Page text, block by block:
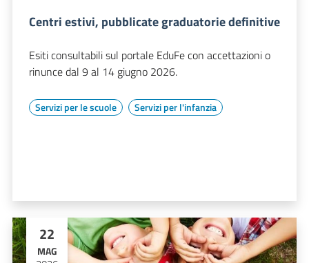
Centri estivi, pubblicate graduatorie definitive
Esiti consultabili sul portale EduFe con accettazioni o
rinunce dal 9 al 14 giugno 2026.
Servizi per le scuole Servizi per l'infanzia
22
MAG